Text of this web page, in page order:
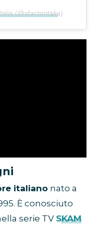
(@xfactoritalia)
italiano nato a
È conosciuto
serie TV SKAM